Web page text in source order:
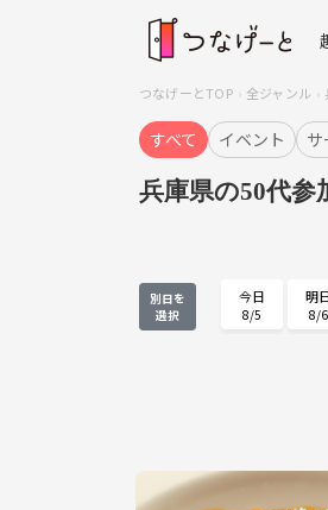
つなげーとTOP 全ジャンル
すべて イベント
兵庫県の50代
別日を
選択
今日
8/5
明
8/6